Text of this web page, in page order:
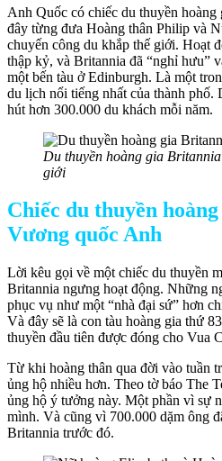
Anh Quốc có chiếc du thuyền
đây từng đưa Hoàng thân Philip và
chuyến công du khắp thế giới. Hoạt
thập kỷ, và Britannia đã “nghỉ hưu”
một bến tàu ở Edinburgh. Là một
du lịch nổi tiếng nhất của thành phố.
hút hơn 300.000 du khách mỗi năm.
Du thuyền hoàng gia
giới
Chiếc du thuyền
Vương quốc Anh
Lời kêu gọi về một chiếc du thuyền
Britannia ngưng hoạt động. Những
phục vụ như một “nhà đại sứ” hơn
Và đây sẽ là con tàu hoàng gia thứ
thuyền đầu tiên được đóng cho Vua
Từ khi hoàng thân qua đời vào tuần
ủng hộ nhiều hơn. Theo tờ báo The
ủng hộ ý tưởng này. Một phần vì sự
mình. Và cũng vì 700.000 dặm ông
Britannia trước đó.